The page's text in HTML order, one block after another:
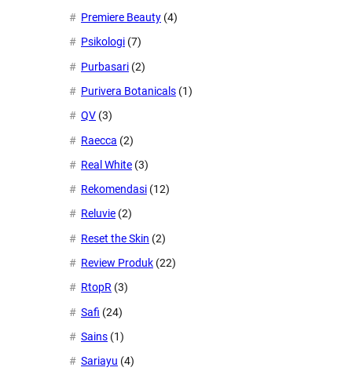
Premiere Beauty (4)
Psikologi (7)
Purbasari (2)
Purivera Botanicals (1)
QV (3)
Raecca (2)
Real White (3)
Rekomendasi (12)
Reluvie (2)
Reset the Skin (2)
Review Produk (22)
RtopR (3)
Safi (24)
Sains (1)
Sariayu (4)